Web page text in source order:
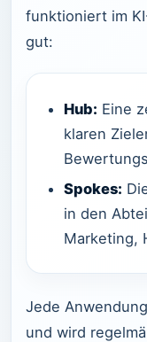
funktioniert im
gut:
Hub: Eine
klaren
Spokes:
in den
Marketing,
Jede
und wird